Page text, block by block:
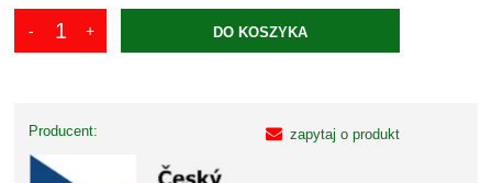
DO KOSZYKA
Producent: zapytaj o produkt